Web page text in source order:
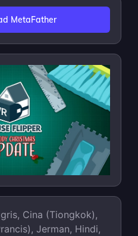
MetaFather
Cina (Tiongkok),
Jerman, Hindi,